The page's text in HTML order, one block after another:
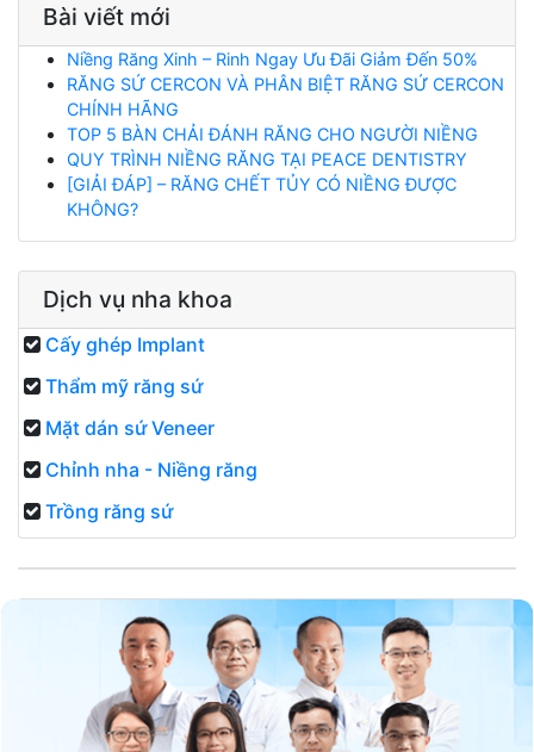
Bài viết mới
Niềng Răng Xinh – Rinh Ngay Ưu Đãi Giảm Đến 50%
RĂNG SỨ CERCON VÀ PHÂN BIỆT RĂNG SỨ CERCON
CHÍNH HÃNG
TOP 5 BÀN CHẢI ĐÁNH RĂNG CHO NGƯỜI NIỀNG
QUY TRÌNH NIỀNG RĂNG TẠI PEACE DENTISTRY
[GIẢI ĐÁP] – RĂNG CHẾT TỦY CÓ NIỀNG ĐƯỢC
KHÔNG?
Dịch vụ nha khoa
Cấy ghép Implant
Thẩm mỹ răng sứ
Mặt dán sứ Veneer
Chỉnh nha - Niềng răng
Trồng răng sứ